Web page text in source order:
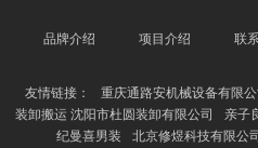
品牌介绍 项目介绍 联
友情链接： 重庆通路安机械设备有限公
装卸搬运 沈阳市杜圆装卸有限公司
亲子
纪曼喜男装
北京修煜科技有限公司